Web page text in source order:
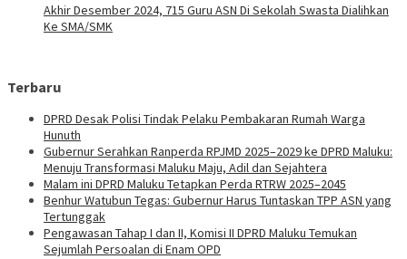
Akhir Desember 2024, 715 Guru ASN Di Sekolah Swasta Dialihkan
Ke SMA/SMK
Terbaru
DPRD Desak Polisi Tindak Pelaku Pembakaran Rumah Warga
Hunuth
Gubernur Serahkan Ranperda RPJMD 2025–2029 ke DPRD Maluku:
Menuju Transformasi Maluku Maju, Adil dan Sejahtera
Malam ini DPRD Maluku Tetapkan Perda RTRW 2025–2045
Benhur Watubun Tegas: Gubernur Harus Tuntaskan TPP ASN yang
Tertunggak
Pengawasan Tahap I dan II, Komisi II DPRD Maluku Temukan
Sejumlah Persoalan di Enam OPD